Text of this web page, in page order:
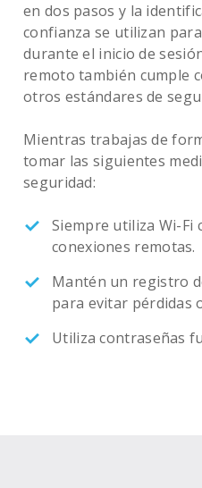
en dos pasos y la
confianza se utilizan
durante el inicio de
remoto también cumple
otros estándares de
Mientras trabajas de
tomar las siguientes
seguridad:
Siempre utiliza Wi-Fi
conexiones remotas.
Mantén un registro
para evitar pérdidas
Utiliza contraseñas